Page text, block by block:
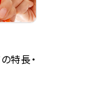
特長・